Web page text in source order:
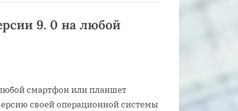
9. 0 на любой
смартфон или планшет
своей операционной системы